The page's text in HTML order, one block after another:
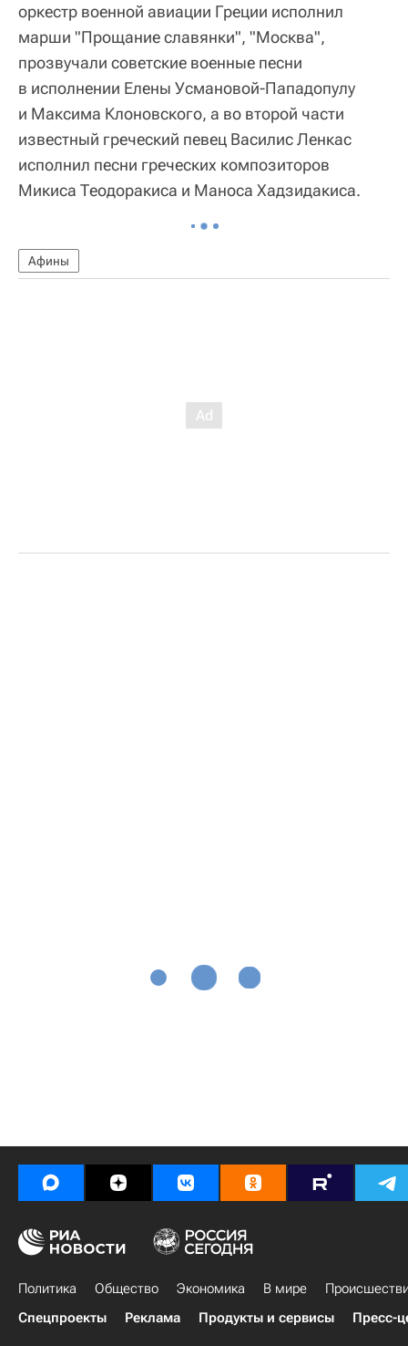
оркестр военной авиации Греции исполнил
марши "Прощание славянки", "Москва",
прозвучали советские военные песни
в исполнении Елены Усмановой-Пападопулу
и Максима Клоновского, а во второй части
известный греческий певец Василис Ленкас
исполнил песни греческих композиторов
Микиса Теодоракиса и Маноса Хадзидакиса.
Афины
Политика Общество Экономика В мире
Спецпроекты
Реклама Продукты и сервисы Пресс-